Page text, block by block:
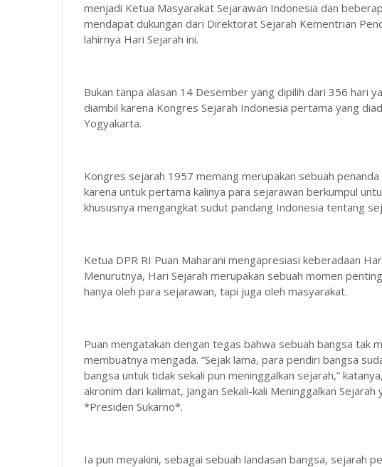
menjadi Ketua Masyarakat Sejarawan Indonesia dan
mendapat dukungan dari Direktorat Sejarah Kementrian
lahirnya Hari Sejarah ini.
Bukan tanpa alasan 14 Desember yang dipilih dari 356 hari
diambil karena Kongres Sejarah Indonesia pertama yang
Yogyakarta.
Kongres sejarah 1957 memang merupakan sebuah
karena untuk pertama kalinya para sejarawan berkumpul
khususnya mengangkat sudut pandang Indonesia tentang
Ketua DPR RI Puan Maharani mengapresiasi keberadaan
Menurutnya, Hari Sejarah merupakan sebuah momen
hanya oleh para sejarawan, tapi juga oleh masyarakat.
Puan mengatakan dengan tegas bahwa sebuah bangsa tak
membuatnya mengada. “Sejak lama, para pendiri bangsa
bangsa untuk tidak sekali pun meninggalkan sejarah,”
akronim dari kalimat, Jangan Sekali-kali Meninggalkan
*Presiden Sukarno*.
Ia pun meyakini, sebagai sebuah landasan bangsa, sejarah